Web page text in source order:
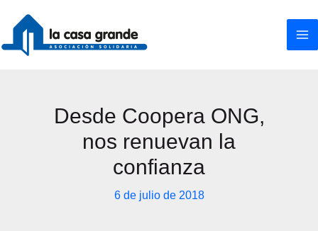
contenido
Desde Coopera ONG,
nos renuevan la
confianza
6 de julio de 2018